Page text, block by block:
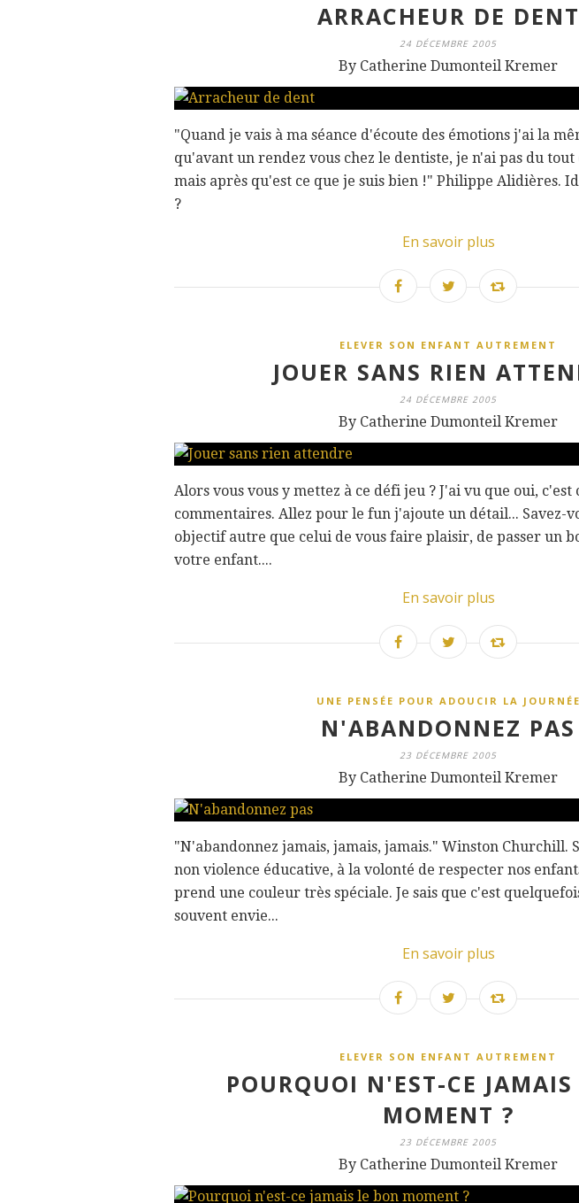
ARRACHEUR DE DENT
24 DÉCEMBRE 2005
By Catherine Dumonteil Kremer
"Quand je vais à ma séance d'écoute des émotions j'ai la
qu'avant un rendez vous chez le dentiste, je n'ai pas du
mais après qu'est ce que je suis bien !" Philippe Alidières.
?
En savoir plus
ELEVER SON ENFANT AUTREMENT
JOUER SANS RIEN
24 DÉCEMBRE 2005
By Catherine Dumonteil Kremer
Alors vous vous y mettez à ce défi jeu ? J'ai vu que oui,
commentaires. Allez pour le fun j'ajoute un détail... Savez-
objectif autre que celui de vous faire plaisir, de passer un
votre enfant....
En savoir plus
UNE PENSÉE POUR ADOUCIR LA JOURNÉE
N'ABANDONNEZ PAS
23 DÉCEMBRE 2005
By Catherine Dumonteil Kremer
"N'abandonnez jamais, jamais, jamais." Winston Churchill.
non violence éducative, à la volonté de respecter nos
prend une couleur très spéciale. Je sais que c'est
souvent envie...
En savoir plus
ELEVER SON ENFANT AUTREMENT
POURQUOI N'EST-CE
MOMENT ?
23 DÉCEMBRE 2005
By Catherine Dumonteil Kremer